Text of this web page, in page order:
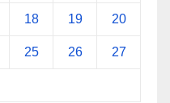
18 19 20
25 26 27